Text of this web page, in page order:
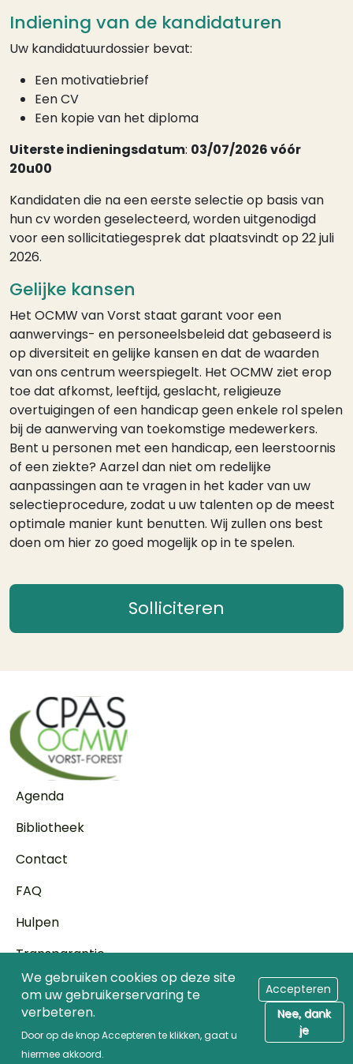
Indiening van de kandidaturen
Uw kandidatuurdossier bevat:
Een motivatiebrief
Een CV
Een kopie van het diploma
Uiterste indieningsdatum: 03/07/2026 vóór
20u00
Kandidaten die na een eerste selectie op basis van
hun cv worden geselecteerd, worden uitgenodigd
voor een sollicitatiegesprek dat plaatsvindt op 22 juli
2026.
Gelijke kansen
Het OCMW van Vorst staat garant voor een
aanwervings- en personeelsbeleid dat gebaseerd is
op diversiteit en gelijke kansen en dat de waarden
van ons centrum weerspiegelt. Het OCMW ziet erop
toe dat afkomst, leeftijd, geslacht, religieuze
overtuigingen of een handicap geen enkele rol spelen
bij de aanwerving van toekomstige medewerkers.
Bent u personen met een handicap, een leerstoornis
of een ziekte? Aarzel dan niet om redelijke
aanpassingen aan te vragen in het kader van uw
selectieprocedure, zodat u uw talenten op de meest
optimale manier kunt benutten. Wij zullen ons best
doen om hier zo goed mogelijk op in te spelen.
Solliciteren
Voet
Agenda
Bibliotheek
Contact
FAQ
Hulpen
Transparantie
Wettelijke vermeldingen
Toegang voor zorgprofessionals
© 2026 Caravane media
We gebruiken cookies op deze site
om uw gebruikerservaring te
verbeteren.
Door op de knop Accepteren te klikken, gaat u
hiermee akkoord.
Accepteren
Nee, dank
je